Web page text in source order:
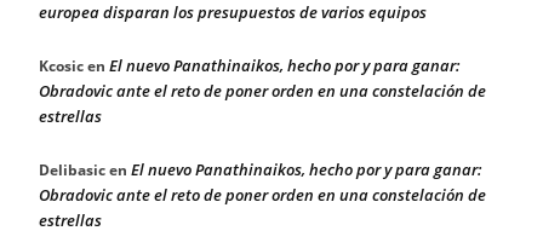
europea disparan los presupuestos de varios equipos
Kcosicen El nuevo Panathinaikos, hecho por y para ganar:
Obradovic ante el reto de poner orden en una constelación de
estrellas
Delibasicen El nuevo Panathinaikos, hecho por y para ganar:
Obradovic ante el reto de poner orden en una constelación de
estrellas